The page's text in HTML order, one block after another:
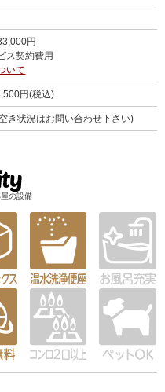
円
ス契約費用
いて
円(税込)
き状況はお問い合わせ下さい)
の設備